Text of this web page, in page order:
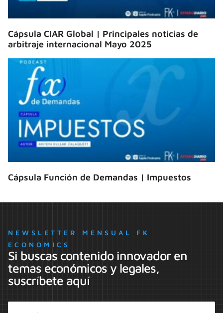
Cápsula CIAR Global | Principales noticias de
arbitraje internacional Mayo 2025
Cápsula Función de Demandas | Impuestos
NEWSLETTER MENSUAL FK
ECONOMICS
Si buscas contenido innovador en
temas económicos y legales,
suscríbete aquí